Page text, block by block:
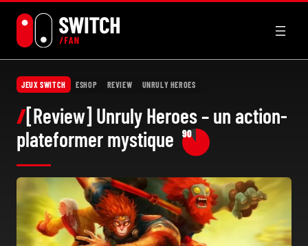
contenu
JEUX SWITCH ESHOP REVIEW UNRULY HEROES
[Review] Unruly Heroes – un action-
plateformer mystique